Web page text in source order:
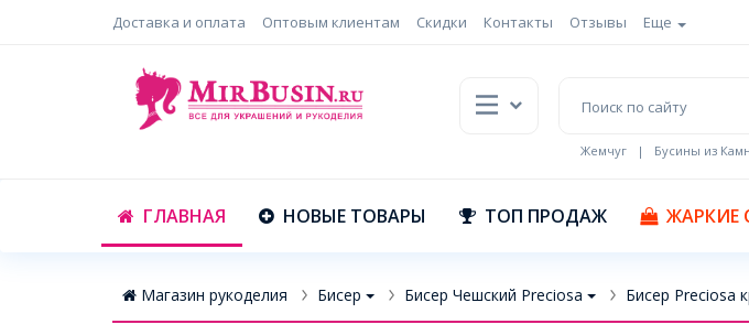
Доставка и оплата Оптовым клиентам Скидки Контакты Отзывы Еще
Жемчуг | Бусины из
ГЛАВНАЯ НОВЫЕ ТОВАРЫ ТОП ПРОДАЖ ЖАРКИЕ
Магазин рукоделия Бисер Бисер Чешский Preciosa Бисер Preciosa